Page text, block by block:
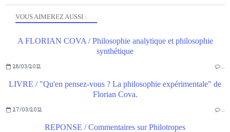
VOUS AIMEREZ AUSSI :
A FLORIAN COVA / Philosophie analytique et philosophie
synthétique
28/03/2012 …
LIVRE / "Qu'en pensez-vous ? La philosophie expérimentale" de
Florian Cova.
27/03/2012 …
REPONSE / Commentaires sur Philotropes